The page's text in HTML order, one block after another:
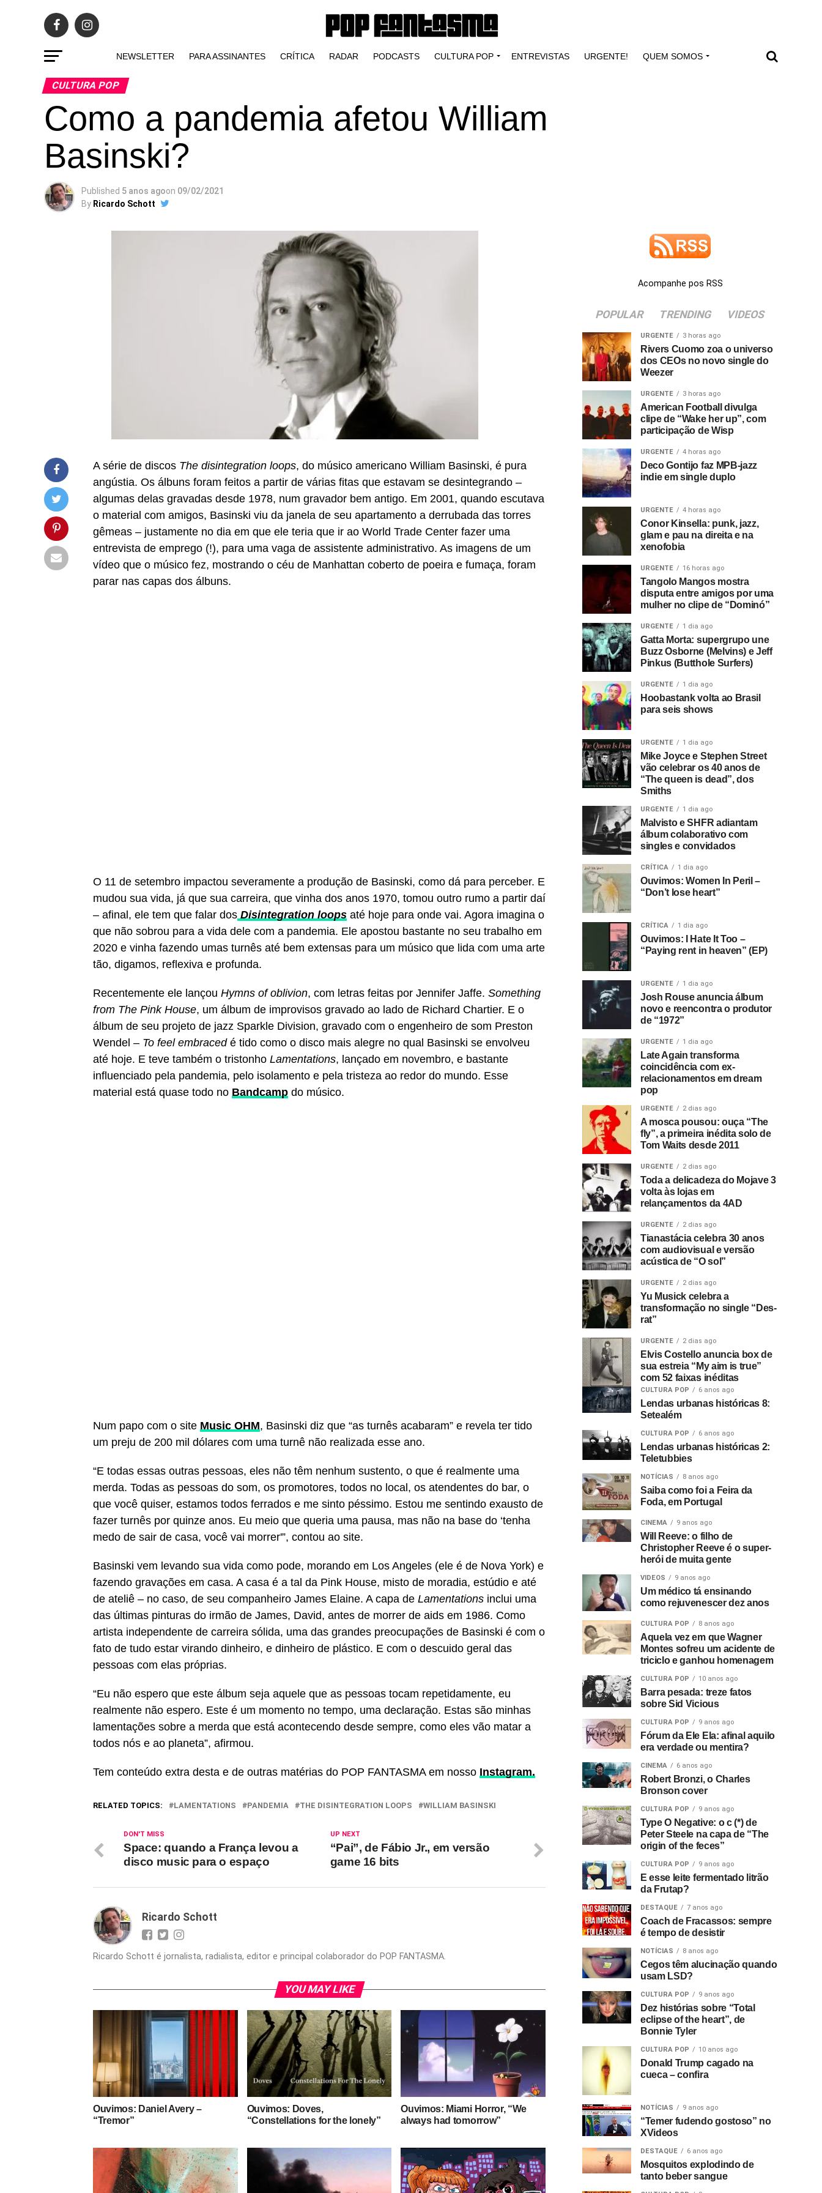
NEWSLETTER PARA ASSINANTES CRÍTICA RADAR PODCASTS CULTURA POP ENTREVISTAS URGENTE! QUEM SOMOS
CULTURA POP
Como a pandemia afetou William
Basinski?
Published 5 anos agoon 09/02/2021
By Ricardo Schott
A série de discos The disintegration loops, do músico americano William Basinski, é pura
angústia. Os álbuns foram feitos a partir de várias fitas que estavam se desintegrando –
algumas delas gravadas desde 1978, num gravador bem antigo. Em 2001, quando escutava
o material com amigos, Basinski viu da janela de seu apartamento a derrubada das torres
gêmeas – justamente no dia em que ele teria que ir ao World Trade Center fazer uma
entrevista de emprego (!), para uma vaga de assistente administrativo. As imagens de um
vídeo que o músico fez, mostrando o céu de Manhattan coberto de poeira e fumaça, foram
parar nas capas dos álbuns.
O 11 de setembro impactou severamente a produção de Basinski, como dá para perceber. E
mudou sua vida, já que sua carreira, que vinha dos anos 1970, tomou outro rumo a partir daí
– afinal, ele tem que falar dos Disintegration loops até hoje para onde vai. Agora imagina o
que não sobrou para a vida dele com a pandemia. Ele apostou bastante no seu trabalho em
2020 e vinha fazendo umas turnês até bem extensas para um músico que lida com uma arte
tão, digamos, reflexiva e profunda.
Recentemente ele lançou Hymns of oblivion, com letras feitas por Jennifer Jaffe. Something
from The Pink House, um álbum de improvisos gravado ao lado de Richard Chartier. E o
álbum de seu projeto de jazz Sparkle Division, gravado com o engenheiro de som Preston
Wendel – To feel embracedé tido como o disco mais alegre no qual Basinski se envolveu
até hoje. E teve também o tristonho Lamentations, lançado em novembro, e bastante
influenciado pela pandemia, pelo isolamento e pela tristeza ao redor do mundo. Esse
material está quase todo no Bandcamp do músico.
Num papo com o site Music OHM, Basinski diz que “as turnês acabaram” e revela ter tido
um preju de 200 mil dólares com uma turnê não realizada esse ano.
“E todas essas outras pessoas, eles não têm nenhum sustento, o que é realmente uma
merda. Todas as pessoas do som, os promotores, todos no local, os atendentes do bar, o
que você quiser, estamos todos ferrados e me sinto péssimo. Estou me sentindo exausto de
fazer turnês por quinze anos. Eu meio que queria uma pausa, mas não na base do ‘tenha
medo de sair de casa, você vai morrer'”, contou ao site.
Basinski vem levando sua vida como pode, morando em Los Angeles (ele é de Nova York) e
fazendo gravações em casa. A casa é a tal da Pink House, misto de moradia, estúdio e até
de ateliê – no caso, de seu companheiro James Elaine. A capa de Lamentations inclui uma
das últimas pinturas do irmão de James, David, antes de morrer de aids em 1986. Como
artista independente de carreira sólida, uma das grandes preocupações de Basinski é com o
fato de tudo estar virando dinheiro, e dinheiro de plástico. E com o descuido geral das
pessoas com elas próprias.
“Eu não espero que este álbum seja aquele que as pessoas tocam repetidamente, eu
realmente não espero. Este é um momento no tempo, uma declaração. Estas são minhas
lamentações sobre a merda que está acontecendo desde sempre, como eles vão matar a
todos nós e ao planeta”, afirmou.
Tem conteúdo extra desta e de outras matérias do POP FANTASMA em nosso Instagram.
RELATED TOPICS: LAMENTATIONS PANDEMIA THE DISINTEGRATION LOOPS WILLIAM BASINSKI
UP NEXT
“Pai”, de Fábio Jr., em versão
game 16 bits
DON'T MISS
Space: quando a França levou a
disco music para o espaço
Ricardo Schott
Ricardo Schott é jornalista, radialista, editor e principal colaborador do POP FANTASMA.
YOU MAY LIKE
Ouvimos: Daniel Avery –
“Tremor”
Ouvimos: Doves,
“Constellations for the lonely”
Ouvimos: Miami Horror, “We
always had tomorrow”
Acompanhe pos RSS
POPULAR TRENDING VIDEOS
URGENTE 3 horas ago
Rivers Cuomo zoa o universo
dos CEOs no novo single do
Weezer
URGENTE 3 horas ago
American Football divulga
clipe de “Wake her up”, com
participação de Wisp
URGENTE 4 horas ago
Deco Gontijo faz MPB-jazz
indie em single duplo
URGENTE 4 horas ago
Conor Kinsella: punk, jazz,
glam e pau na direita e na
xenofobia
URGENTE 16 horas ago
Tangolo Mangos mostra
disputa entre amigos por uma
mulher no clipe de “Dominó”
URGENTE 1 dia ago
Gatta Morta: supergrupo une
Buzz Osborne (Melvins) e Jeff
Pinkus (Butthole Surfers)
URGENTE 1 dia ago
Hoobastank volta ao Brasil
para seis shows
URGENTE 1 dia ago
Mike Joyce e Stephen Street
vão celebrar os 40 anos de
“The queen is dead”, dos
Smiths
URGENTE 1 dia ago
Malvisto e SHFR adiantam
álbum colaborativo com
singles e convidados
CRÍTICA 1 dia ago
Ouvimos: Women In Peril –
“Don’t lose heart”
CRÍTICA 1 dia ago
Ouvimos: I Hate It Too –
“Paying rent in heaven” (EP)
URGENTE 1 dia ago
Josh Rouse anuncia álbum
novo e reencontra o produtor
de “1972”
URGENTE 1 dia ago
Late Again transforma
coincidência com ex-
relacionamentos em dream
pop
URGENTE 2 dias ago
A mosca pousou: ouça “The
fly”, a primeira inédita solo de
Tom Waits desde 2011
URGENTE 2 dias ago
Toda a delicadeza do Mojave 3
volta às lojas em
relançamentos da 4AD
URGENTE 2 dias ago
Tianastácia celebra 30 anos
com audiovisual e versão
acústica de “O sol”
URGENTE 2 dias ago
Yu Musick celebra a
transformação no single “Des-
rat”
URGENTE 2 dias ago
Elvis Costello anuncia box de
sua estreia “My aim is true”
com 52 faixas inéditas
CULTURA POP 6 anos ago
Lendas urbanas históricas 8:
Setealém
CULTURA POP 6 anos ago
Lendas urbanas históricas 2:
Teletubbies
NOTÍCIAS 8 anos ago
Saiba como foi a Feira da
Foda, em Portugal
CINEMA 9 anos ago
Will Reeve: o filho de
Christopher Reeve é o super-
herói de muita gente
VIDEOS 9 anos ago
Um médico tá ensinando
como rejuvenescer dez anos
CULTURA POP 8 anos ago
Aquela vez em que Wagner
Montes sofreu um acidente de
triciclo e ganhou homenagem
CULTURA POP 10 anos ago
Barra pesada: treze fatos
sobre Sid Vicious
CULTURA POP 9 anos ago
Fórum da Ele Ela: afinal aquilo
era verdade ou mentira?
CINEMA 6 anos ago
Robert Bronzi, o Charles
Bronson cover
CULTURA POP 9 anos ago
Type O Negative: o c (*) de
Peter Steele na capa de “The
origin of the feces”
CULTURA POP 9 anos ago
E esse leite fermentado litrão
da Frutap?
DESTAQUE 7 anos ago
Coach de Fracassos: sempre
é tempo de desistir
NOTÍCIAS 8 anos ago
Cegos têm alucinação quando
usam LSD?
CULTURA POP 9 anos ago
Dez histórias sobre “Total
eclipse of the heart”, de
Bonnie Tyler
CULTURA POP 10 anos ago
Donald Trump cagado na
cueca – confira
NOTÍCIAS 9 anos ago
“Temer fudendo gostoso” no
XVideos
DESTAQUE 6 anos ago
Mosquitos explodindo de
tanto beber sangue